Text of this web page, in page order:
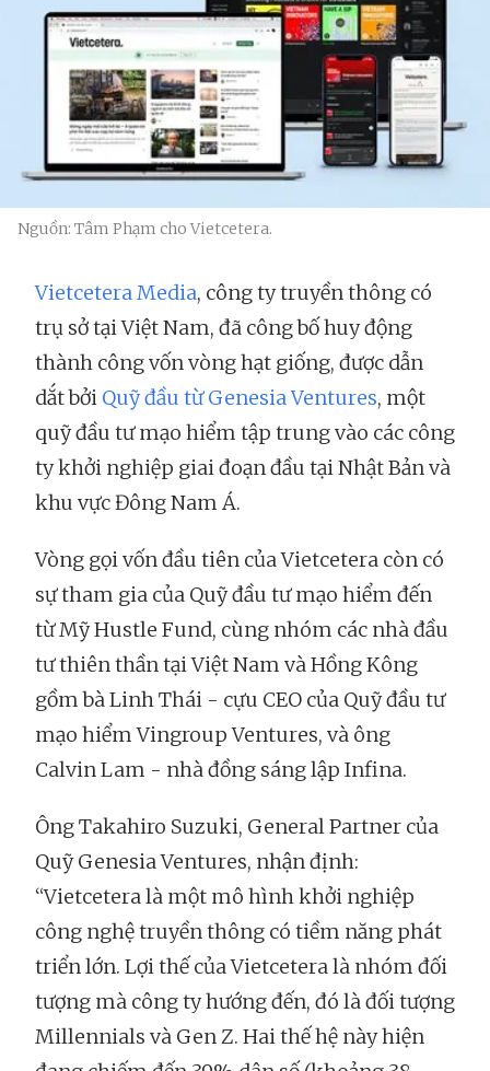
Nguồn: Tâm Phạm cho Vietcetera.
Vietcetera Media, công ty truyền thông có
trụ sở tại Việt Nam, đã công bố huy động
thành công vốn vòng hạt giống, được dẫn
dắt bởi Quỹ đầu từ Genesia Ventures, một
quỹ đầu tư mạo hiểm tập trung vào các công
ty khởi nghiệp giai đoạn đầu tại Nhật Bản và
khu vực Đông Nam Á.
Vòng gọi vốn đầu tiên của Vietcetera còn có
sự tham gia của Quỹ đầu tư mạo hiểm đến
từ Mỹ Hustle Fund, cùng nhóm các nhà đầu
tư thiên thần tại Việt Nam và Hồng Kông
gồm bà Linh Thái - cựu CEO của Quỹ đầu tư
mạo hiểm Vingroup Ventures, và ông
Calvin Lam - nhà đồng sáng lập Infina.
Ông Takahiro Suzuki, General Partner của
Quỹ Genesia Ventures, nhận định:
“Vietcetera là một mô hình khởi nghiệp
công nghệ truyền thông có tiềm năng phát
triển lớn. Lợi thế của Vietcetera là nhóm đối
tượng mà công ty hướng đến, đó là đối tượng
Millennials và Gen Z. Hai thế hệ này hiện